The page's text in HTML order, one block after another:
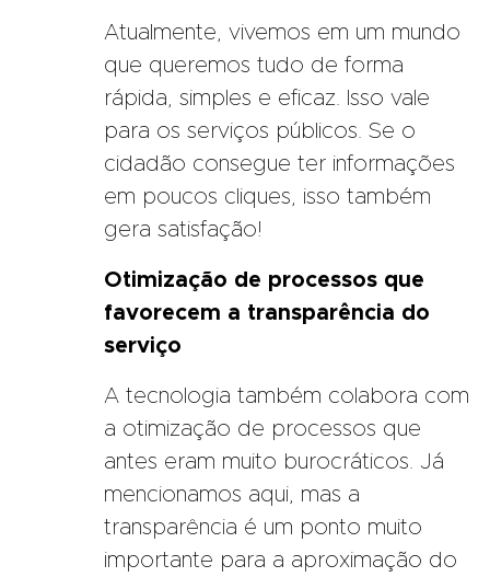
Atualmente, vivemos em um mundo
que queremos tudo de forma
rápida, simples e eficaz. Isso vale
para os serviços públicos. Se o
cidadão consegue ter informações
em poucos cliques, isso também
gera satisfação!
Otimização de processos que
favorecem a transparência do
serviço
A tecnologia também colabora com
a otimização de processos que
antes eram muito burocráticos. Já
mencionamos aqui, mas a
transparência é um ponto muito
importante para a aproximação do